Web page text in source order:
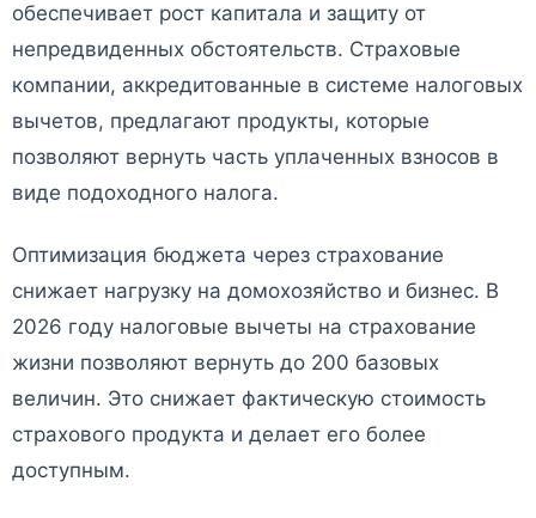
обеспечивает рост капитала и защиту от
непредвиденных обстоятельств. Страховые
компании, аккредитованные в системе налоговых
вычетов, предлагают продукты, которые
позволяют вернуть часть уплаченных взносов в
виде подоходного налога.
Оптимизация бюджета через страхование
снижает нагрузку на домохозяйство и бизнес. В
2026 году налоговые вычеты на страхование
жизни позволяют вернуть до 200 базовых
величин. Это снижает фактическую стоимость
страхового продукта и делает его более
доступным.